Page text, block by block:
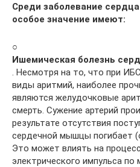
Среди заболевание
особое значение имеют:
○
Ишемическая болезнь
. Несмотря на то, что при
виды аритмий, наиболее
являются желудочковые
смерть. Сужение артерий
результате отсутствия
сердечной мышцы погибает
Это может влиять на
электрического импульса